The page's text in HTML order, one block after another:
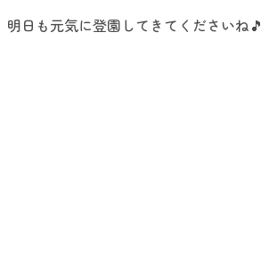
明日も元気に登園してきてくださいね🎵